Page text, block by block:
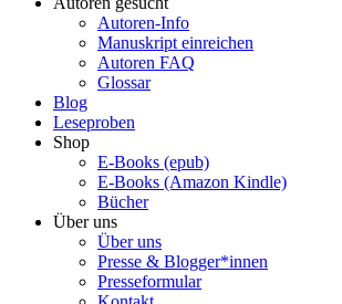
Autoren-Info
Manuskript einreichen
Autoren FAQ
Glossar
Blog
Leseproben
Shop
E-Books (epub)
E-Books (Amazon Kindle)
Bücher
Über uns
Über uns
Presse & Blogger*innen
Presseformular